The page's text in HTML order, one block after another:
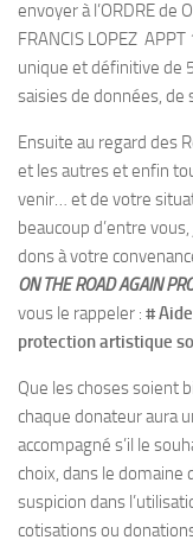
envoyer à l’ORDRE de
FRANCIS LOPEZ
unique et définitive de
saisies de données,
Ensuite au regard des
et les autres et enfin
venir… et de votre
beaucoup d’entre
dons à votre
ON THE ROAD AGAIN
vous le rappeler : #
protection artistique
Que les choses soient
chaque donateur aura
accompagné s’il le
choix, dans le domaine
suspicion dans
cotisations ou